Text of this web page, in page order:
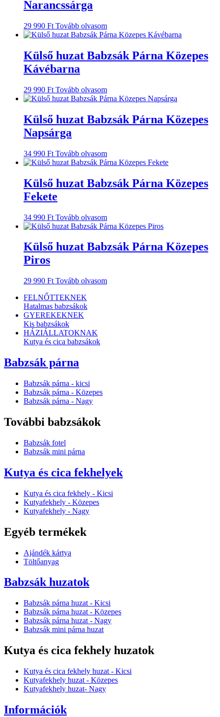
Narancssárga
29 990 Ft Tovább olvasom
Külső huzat Babzsák Párna Közepes
Kávébarna
29 990 Ft Tovább olvasom
Külső huzat Babzsák Párna Közepes
Napsárga
34 990 Ft Tovább olvasom
Külső huzat Babzsák Párna Közepes
Fekete
34 990 Ft Tovább olvasom
Külső huzat Babzsák Párna Közepes
Piros
29 990 Ft Tovább olvasom
FELNŐTTEKNEK
Hatalmas babzsákok
GYEREKEKNEK
Kis babzsákok
HÁZIÁLLATOKNAK
Kutya és cica babzsákok
Babzsák párna
Babzsák párna - kicsi
Babzsák párna - Közepes
Babzsák párna - Nagy
További babzsákok
Babzsák fotel
Babzsák mini párna
Kutya és cica fekhelyek
Kutya és cica fekhely - Kicsi
Kutyafekhely - Közepes
Kutyafekhely - Nagy
Egyéb termékek
Ajándék kártya
Töltőanyag
Babzsák huzatok
Babzsák párna huzat - Kicsi
Babzsák párna huzat - Közepes
Babzsák párna huzat - Nagy
Babzsák mini párna huzat
Kutya és cica fekhely huzatok
Kutya és cica fekhely huzat - Kicsi
Kutyafekhely huzat - Közepes
Kutyafekhely huzat- Nagy
Információk